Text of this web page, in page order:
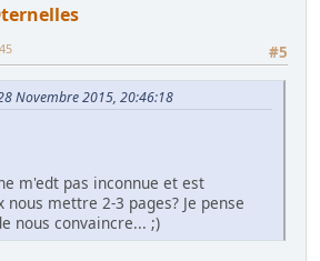
#5
Novembre 2015, 20:46:18
m'edt pas inconnue et est
nous mettre 2-3 pages? Je pense
nous convaincre... ;)